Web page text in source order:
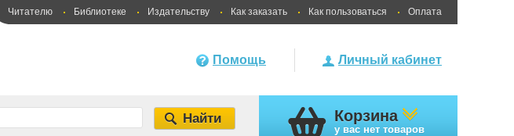
Читателю Библиотеке Издательству Как заказать Как пользоваться Оплата
Личный кабинет
Помощь
Корзина
у вас нет товаров